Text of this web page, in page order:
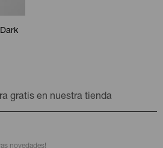
gratis en nuestra tienda
novedades!